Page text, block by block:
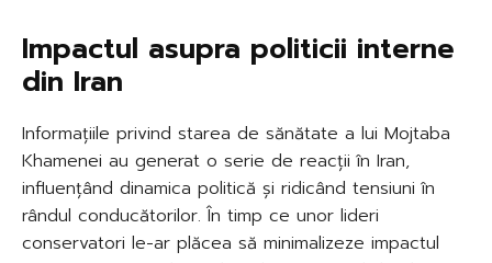
Impactul asupra politicii interne
din Iran
Informațiile privind starea de sănătate a lui Mojtaba
Khamenei au generat o serie de reacții în Iran,
influențând dinamica politică și ridicând tensiuni în
rândul conducătorilor. În timp ce unor lideri
conservatori le-ar plăcea să minimalizeze impactul